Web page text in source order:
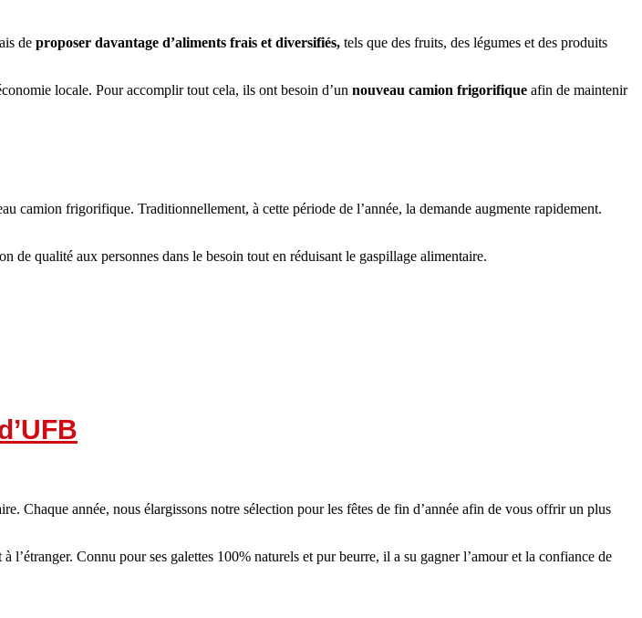
de proposer davantage d’aliments frais et diversifiés, tels que des fruits, des légumes et des produits
locale. Pour accomplir tout cela, ils ont besoin d’un nouveau camion frigorifique afin de maintenir
camion frigorifique. Traditionnellement, à cette période de l’année, la demande augmente rapidement.
de qualité aux personnes dans le besoin tout en réduisant le gaspillage alimentaire.
Chaque année, nous élargissons notre sélection pour les fêtes de fin d’année afin de vous offrir un plus
Connu pour ses galettes 100% naturels et pur beurre, il a su gagner l’amour et la confiance de